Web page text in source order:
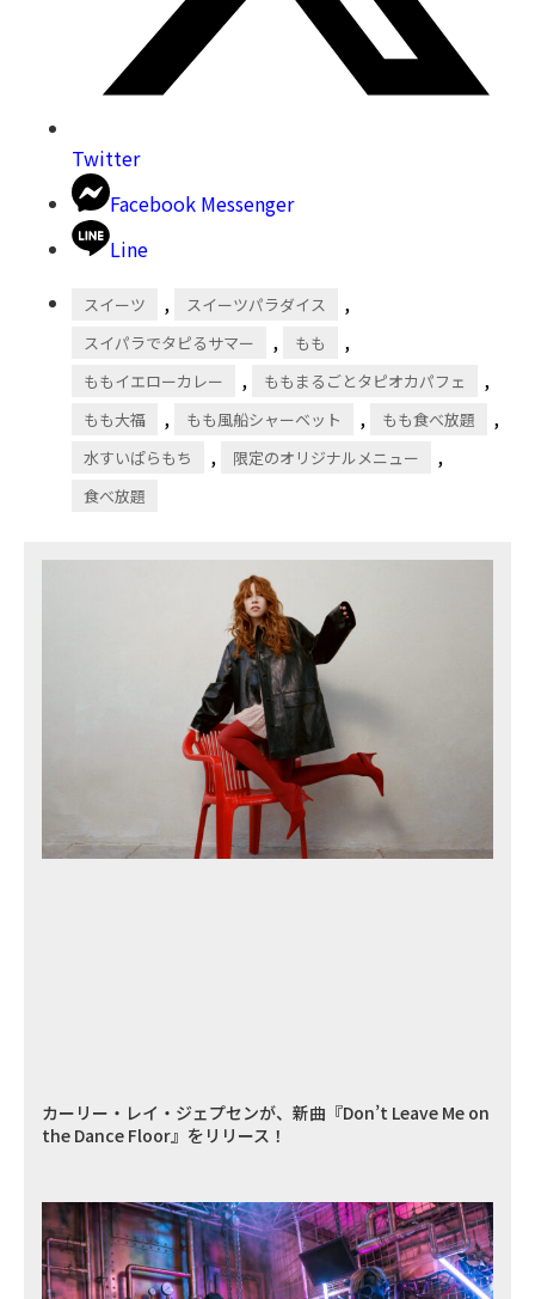
Twitter
Facebook Messenger
Line
スイーツ , スイーツパラダイス ,
スイパラでタピるサマー , もも ,
ももイエローカレー , ももまるごとタピオカパフェ ,
もも大福 , もも風船シャーベット , もも食べ放題 ,
水すいぱらもち , 限定のオリジナルメニュー ,
食べ放題
カーリー・レイ・ジェプセンが、新曲『Don’t Leave Me on
the Dance Floor』をリリース！